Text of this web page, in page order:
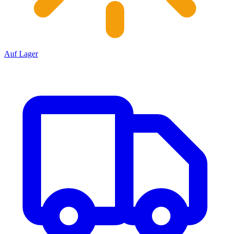
Auf Lager